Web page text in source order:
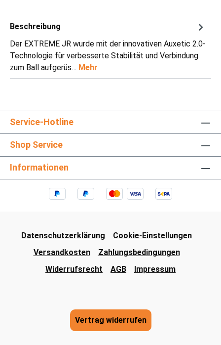
Beschreibung
Der EXTREME JR wurde mit der innovativen Auxetic 2.0-
Technologie für verbesserte Stabilität und Verbindung
zum Ball aufgerüs… Mehr
Service-Hotline
Shop Service
Informationen
Datenschutzerklärung
Cookie-Einstellungen
Versandkosten
Zahlungsbedingungen
Widerrufsrecht
AGB Impressum
Vertrag widerrufen